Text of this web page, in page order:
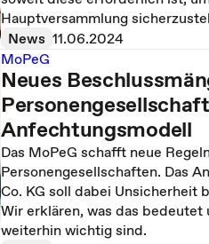
Hauptversammlung
News 11.06.2024
MoPeG
Neues
Anfechtungsmodell
Das MoPeG schafft neue
Personengesellschaften. Das
Co. KG soll dabei Unsicherheit
Wir erklären, was das
weiterhin wichtig sind.